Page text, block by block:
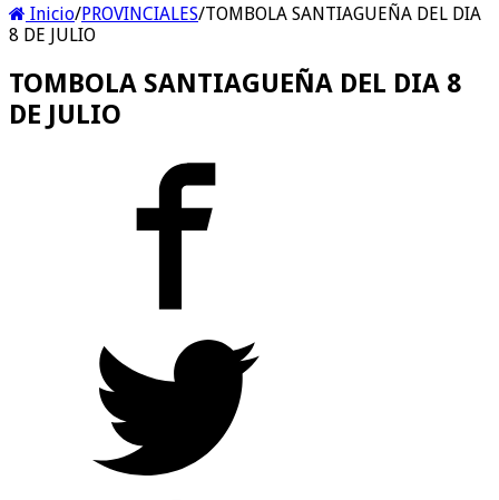
Inicio/PROVINCIALES/TOMBOLA SANTIAGUEÑA DEL DIA
8 DE JULIO
TOMBOLA SANTIAGUEÑA DEL DIA 8
DE JULIO